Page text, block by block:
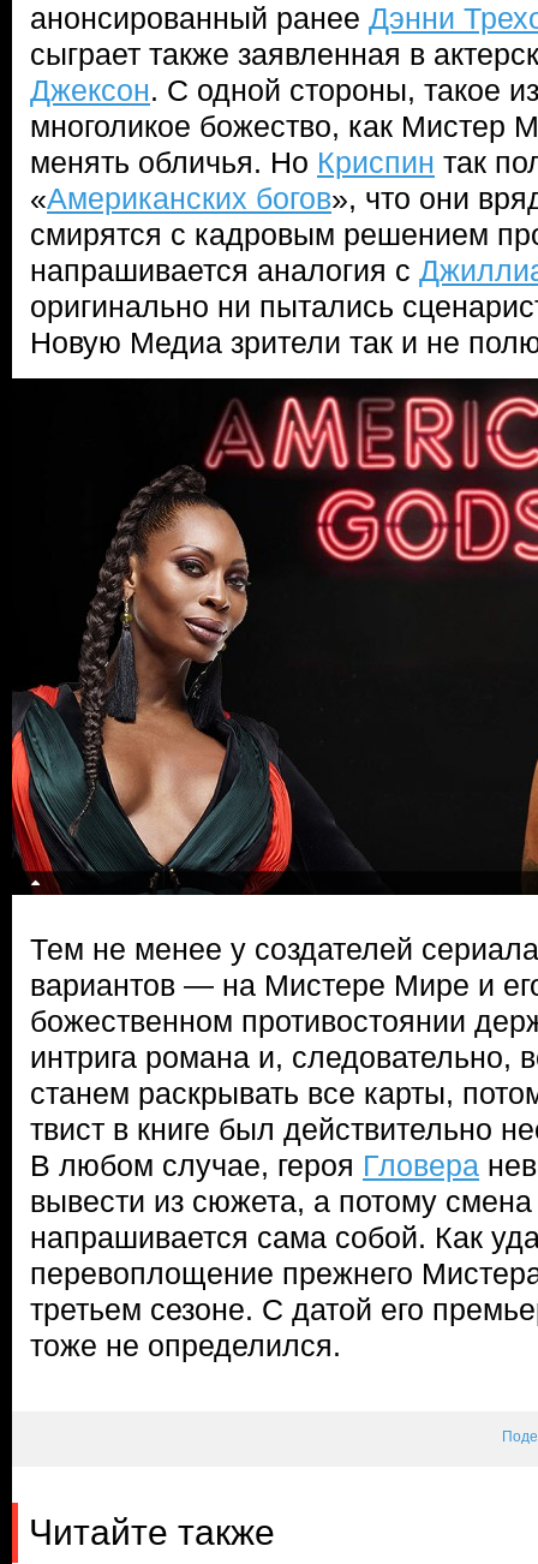
анонсированный ранее Дэнни
сыграет также заявленная в
Джексон. С одной стороны, такое
многоликое божество, как Мистер
менять обличья. Но Криспин так
«Американских богов», что они
смирятся с кадровым решением
напрашивается аналогия с
оригинально ни пытались
Новую Медиа зрители так и не
Тем не менее у создателей
вариантов — на Мистере Мире и
божественном противостоянии
интрига романа и, следовательно,
станем раскрывать все карты,
твист в книге был действительно
В любом случае, героя Гловера
вывести из сюжета, а потому
напрашивается сама собой. Как
перевоплощение прежнего
третьем сезоне. С датой его
тоже не определился.
Читайте также